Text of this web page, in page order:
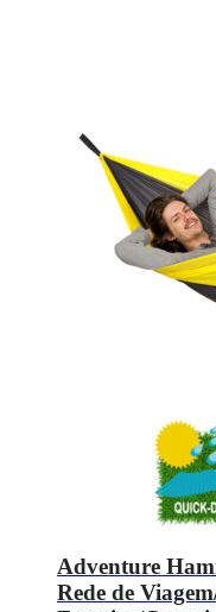
Adventure
Rede de